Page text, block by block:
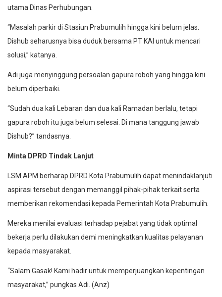
utama Dinas Perhubungan.
“Masalah parkir di Stasiun Prabumulih hingga kini belum jelas.
Dishub seharusnya bisa duduk bersama PT KAI untuk mencari
solusi,” katanya.
Adi juga menyinggung persoalan gapura roboh yang hingga kini
belum diperbaiki.
“Sudah dua kali Lebaran dan dua kali Ramadan berlalu, tetapi
gapura roboh itu juga belum selesai. Di mana tanggung jawab
Dishub?” tandasnya.
Minta DPRD Tindak Lanjut
LSM APM berharap DPRD Kota Prabumulih dapat menindaklanjuti
aspirasi tersebut dengan memanggil pihak-pihak terkait serta
memberikan rekomendasi kepada Pemerintah Kota Prabumulih.
Mereka menilai evaluasi terhadap pejabat yang tidak optimal
bekerja perlu dilakukan demi meningkatkan kualitas pelayanan
kepada masyarakat.
“Salam Gasak! Kami hadir untuk memperjuangkan kepentingan
masyarakat,” pungkas Adi. (Anz)